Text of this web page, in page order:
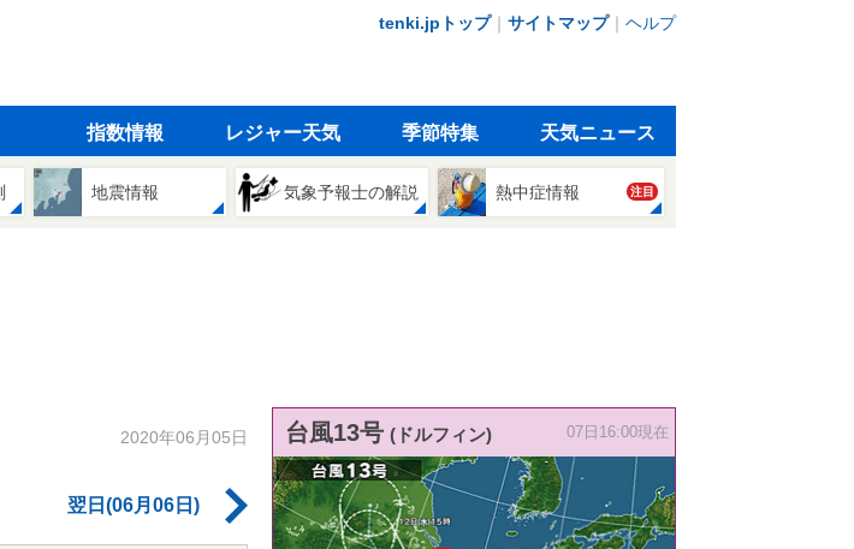
tenki.jpトップ｜ サイトマップ｜ ヘルプ
指数情報 レジャー天気 季節特集 天気ニュース
地震情報 気象予報士の解説 熱中症情報 注目
2020年06月05日
翌日(06月06日)
台風13号 (ドルフィン) 07日16:00現在